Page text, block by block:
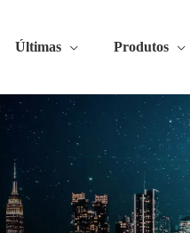
Últimas Produtos